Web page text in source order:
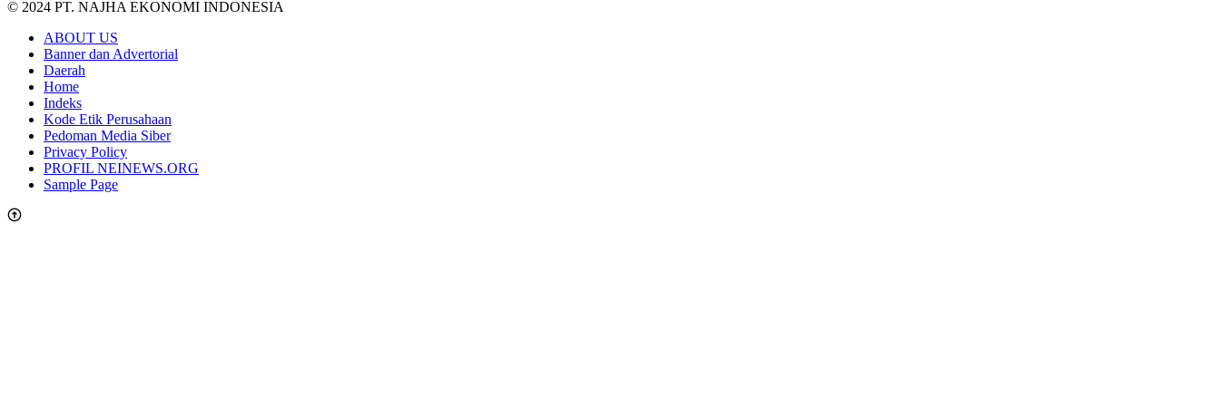
© 2024 PT. NAJHA EKONOMI INDONESIA
ABOUT US
Banner dan Advertorial
Daerah
Home
Indeks
Kode Etik Perusahaan
Pedoman Media Siber
Privacy Policy
PROFIL NEINEWS.ORG
Sample Page